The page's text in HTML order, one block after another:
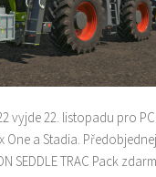
vyjde 22. listopadu pro
One a Stadia.
SEDDLE TRAC Pack